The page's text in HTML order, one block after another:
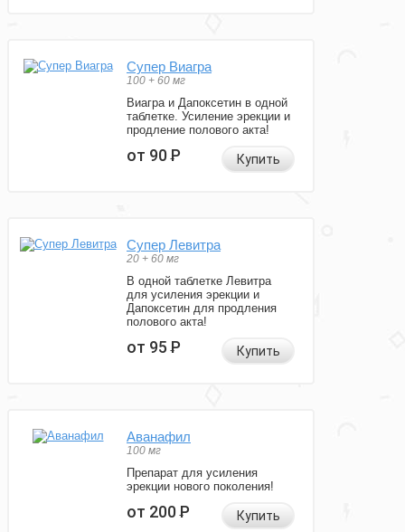
Супер Виагра
100 + 60 мг
Виагра и Дапоксетин в одной
таблетке. Усиление эрекции и
продление полового акта!
от 90Р Купить
Супер Левитра
20 + 60 мг
В одной таблетке Левитра
для усиления эрекции и
Дапоксетин для продления
полового акта!
от 95Р Купить
Аванафил
100 мг
Препарат для усиления
эрекции нового поколения!
от 200Р Купить